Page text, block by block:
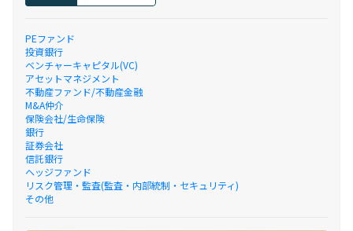
PEファンド
投資銀行
ベンチャーキャピタル(VC)
アセットマネジメント
不動産ファンド/不動産金融
M&A仲介
保険会社/生命保険
銀行
証券会社
信託銀行
ヘッジファンド
リスク管理・監査(監査・内部統制・セキュリティ)
その他